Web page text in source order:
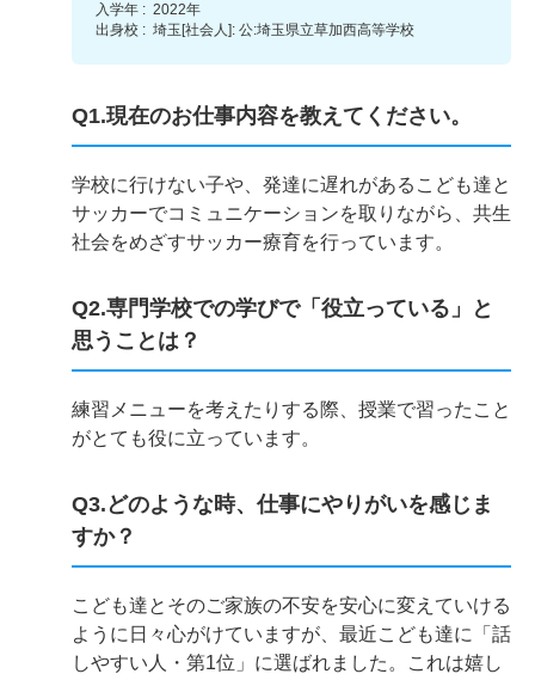
入学年 : 2022年
出身校 : 埼玉[社会人]: 公:埼玉県立草加西高等学校
Q1.現在のお仕事内容を教えてください。
学校に行けない子や、発達に遅れがあるこども達と
サッカーでコミュニケーションを取りながら、共生
社会をめざすサッカー療育を行っています。
Q2.専門学校での学びで「役立っている」と
思うことは？
練習メニューを考えたりする際、授業で習ったこと
がとても役に立っています。
Q3.どのような時、仕事にやりがいを感じま
すか？
こども達とそのご家族の不安を安心に変えていける
ように日々心がけていますが、最近こども達に「話
しやすい人・第1位」に選ばれました。これは嬉し